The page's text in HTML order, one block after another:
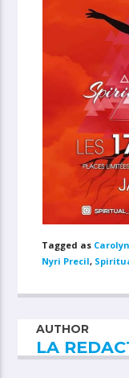
Tagged as
Nyri Precil,
AUTHOR
LA